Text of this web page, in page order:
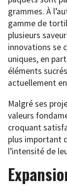
grammes. À
gamme de
plusieurs
innovations se
uniques, en
éléments
actuellement
Malgré ses
valeurs
croquant
plus important
l’intensité de